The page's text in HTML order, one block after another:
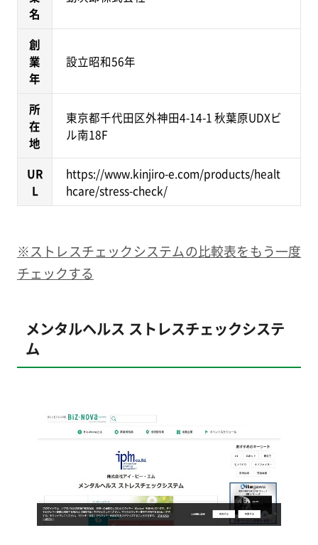
名
創
業
年
設立昭和56年
所
在
地
東京都千代田区外神田4-14-1 秋葉原UDXビ
ル南18F
UR
L
https://www.kinjiro-e.com/products/healt
hcare/stress-check/
※ストレスチェックシステムの比較表をもう一度
チェックする
メンタルヘルス ストレスチェックシステ
ム